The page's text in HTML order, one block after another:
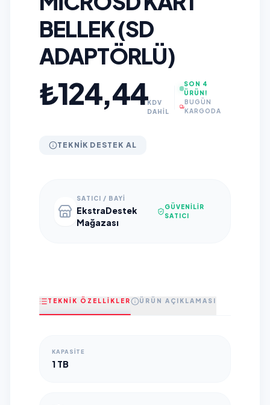
BELLEK (SD
ADAPTÖRLÜ)
₺124,44KDV
DAHİL
SON 4
ÜRÜN!
BUGÜN
KARGODA
TEKNIK DESTEK AL
SATICI / BAYI
EkstraDestek
Mağazası
GÜVENILIR
SATICI
TEKNİK ÖZELLİKLER ÜRÜN AÇIKLAMASI
KAPASITE
1 TB